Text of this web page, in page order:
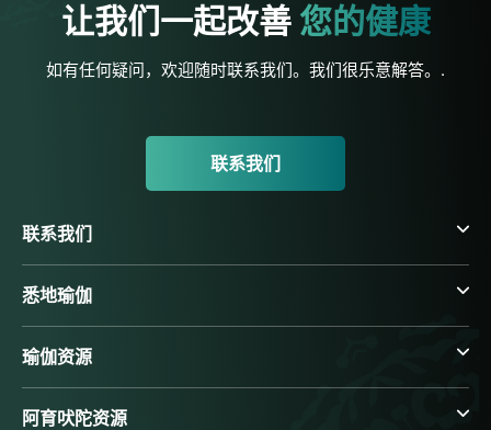
让我们一起改善 您的健康
如有任何疑问，欢迎随时联系我们。我们很乐意解答。.
联系我们
联系我们
悉地瑜伽
瑜伽资源
阿育吠陀资源